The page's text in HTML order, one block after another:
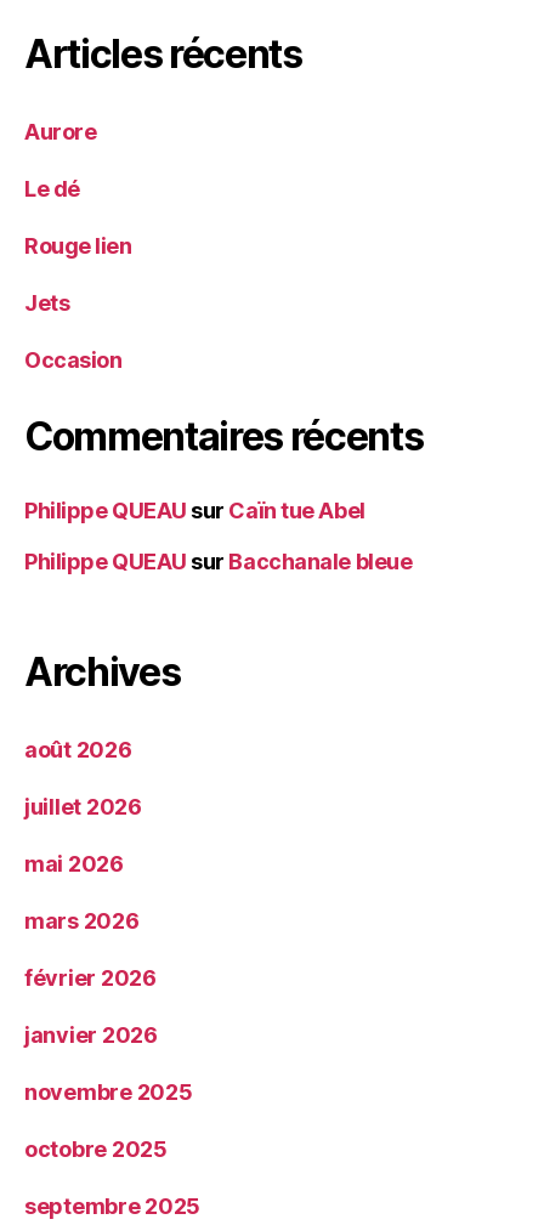
Articles récents
Aurore
Le dé
Rouge lien
Jets
Occasion
Commentaires récents
Philippe QUEAU sur Caïn tue Abel
Philippe QUEAU sur Bacchanale bleue
Archives
août 2026
juillet 2026
mai 2026
mars 2026
février 2026
janvier 2026
novembre 2025
octobre 2025
septembre 2025